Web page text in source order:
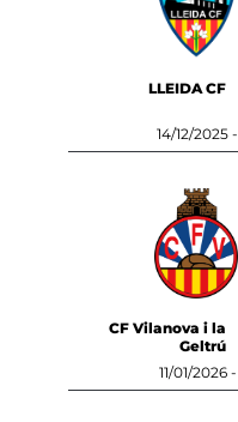
LLEIDA CF
14/12/2025 -
CF Vilanova i la
Geltrú
11/01/2026 -